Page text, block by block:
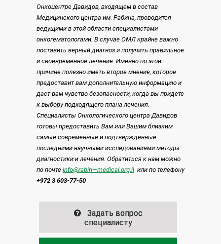
Онкоцентре Давидов, входящем в состав
Медицинского центра им. Рабина, проводится
ведущими в этой области специалистами
онкогематологами. В случае ОМЛ крайне важно
поставить верный диагноз и получить правильное
и своевременное лечение. Именно по этой
причине полезно иметь второе мнение, которое
предоставит вам дополнительную информацию и
даст вам чувство безопасности, когда вы придете
к выбору подходящего плана лечения.
Специалисты Онкологического центра Давидов
готовы предоставить Вам или Вашим близким
самые современные и подтвержденные
последними научными исследованиями методы
диагностики и лечения. Обратиться к нам можно
по почте info@rabin—medical.org.il или по телефону
+972 3 603-77-50
Задать вопрос
специалисту